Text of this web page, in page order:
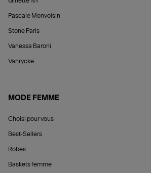
Pascale Monvoisin
Stone Paris
Vanessa Baroni
Vanrycke
MODE FEMME
Choisi pour vous
Best-Sellers
Robes
Baskets femme